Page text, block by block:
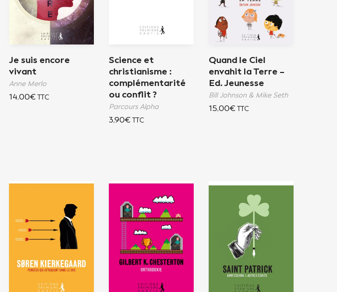
Je suis encore
vivant
Anne Merlo
14,00€ TTC
Science et
christianisme :
complémentarité
ou conflit ?
Parcours Alpha
3,90€ TTC
Quand le Ciel
envahit la Terre –
Ed. Jeunesse
Bill Johnson & Mike Seth
15,00€ TTC